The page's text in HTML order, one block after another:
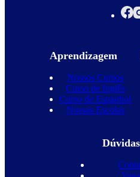
Aprendizagem
Nossos Cursos
Curso de Inglês
Curso de Espanhol
Nossas Escolas
Dúvidas